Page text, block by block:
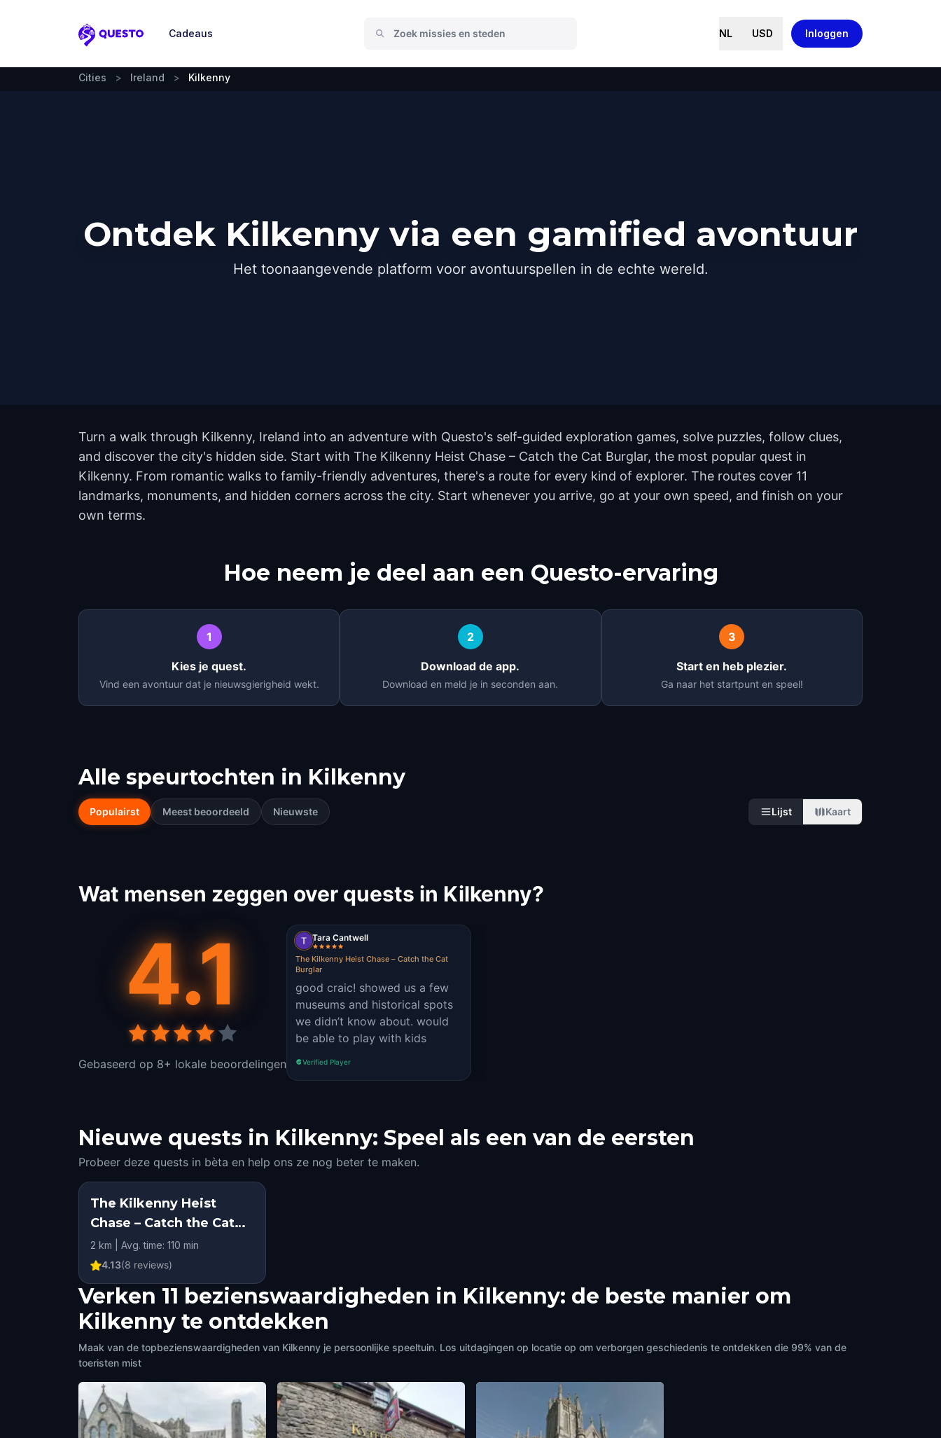
Questo
Cadeaus NL USD Inloggen
Cities > Ireland > Kilkenny
Ontdek Kilkenny via een gamified avontuur
Het toonaangevende platform voor avontuurspellen in de echte wereld.
Turn a walk through Kilkenny, Ireland into an adventure with Questo's self-guided exploration games, solve puzzles, follow clues,
and discover the city's hidden side. Start with The Kilkenny Heist Chase – Catch the Cat Burglar, the most popular quest in
Kilkenny. From romantic walks to family-friendly adventures, there's a route for every kind of explorer. The routes cover 11
landmarks, monuments, and hidden corners across the city. Start whenever you arrive, go at your own speed, and finish on your
own terms.
Hoe neem je deel aan een Questo-ervaring
1
Kies je quest.
Vind een avontuur dat je nieuwsgierigheid wekt.
2
Download de app.
Download en meld je in seconden aan.
3
Start en heb plezier.
Ga naar het startpunt en speel!
Alle speurtochten in Kilkenny
Populairst Meest beoordeeld Nieuwste Lijst Kaart
Wat mensen zeggen over quests in Kilkenny?
4.1
Gebaseerd op 8+ lokale beoordelingen
Tara Cantwell
The Kilkenny Heist Chase – Catch the Cat
Burglar
good craic! showed us a few
museums and historical spots
we didn’t know about. would
be able to play with kids
Verified Player
Nieuwe quests in Kilkenny: Speel als een van de eersten
Probeer deze quests in bèta en help ons ze nog beter te maken.
The Kilkenny Heist
Chase – Catch the Cat
Burglar
2 km | Avg. time: 110 min
4.13(8 reviews)
Verken 11 bezienswaardigheden in Kilkenny: de beste manier om
Kilkenny te ontdekken
Maak van de topbezienswaardigheden van Kilkenny je persoonlijke speeltuin. Los uitdagingen op locatie op om verborgen geschiedenis te ontdekken die 99% van de
toeristen mist